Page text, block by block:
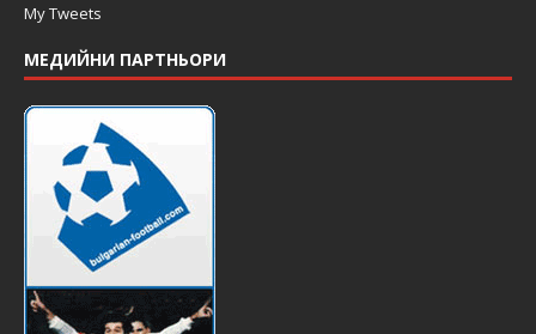
My Tweets
МЕДИЙНИ ПАРТНЬОРИ